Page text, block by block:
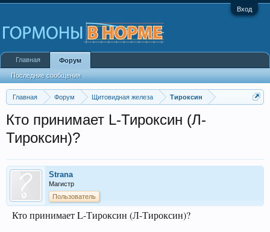
Вход
Главная Форум Щитовидная железа Тироксин
Кто принимает L-Тироксин (Л-
Тироксин)?
Strana
Магистр
Пользователь
Кто принимает L-Тироксин (Л-Тироксин)?
Главная Форум
Последние сообщения